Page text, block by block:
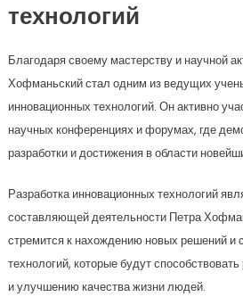
технологий
Благодаря своему мастерству и научной
Хофманьский стал одним из ведущих
инновационных технологий. Он активно
научных конференциях и форумах, где
разработки и достижения в области
Разработка инновационных технологий
составляющей деятельности Петра
стремится к нахождению новых решений и
технологий, которые будут
и улучшению качества жизни людей.